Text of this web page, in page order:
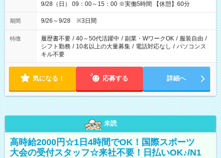
9/28（日） 09：00～15：00 ※実働5時間 【休憩】60分
期間 9/26～9/28 ※3日間
特徴 履歴書不要 / 40～50代活躍中 / 副業・WワークOK / 服装自由 /
シフト勤務 / 10名以上の大量募集 / 電話対応なし / パソコンス
キル不要
気になる！ 応募する 詳細へ
未読
高時給2000円☆1日4時間でOK！国際スポーツ
大会の受付スタッフ☆来社不要！日払いOK♪/N1